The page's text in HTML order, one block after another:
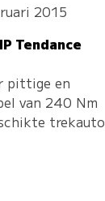
2015
Tendance
pittige en
van 240 Nm
trekauto